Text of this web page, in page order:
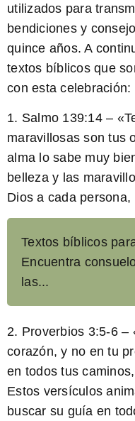
utilizados para
bendiciones y
quince años. A
textos bíblicos que
con esta celebración:
1. Salmo 139:14 –
maravillosas son tus
alma lo sabe muy
belleza y las
Dios a cada
Textos bíblicos
Encuentra
las...
2. Proverbios 3:5-6 –
corazón, y no en tu
en todos tus
Estos versículos
buscar su guía en